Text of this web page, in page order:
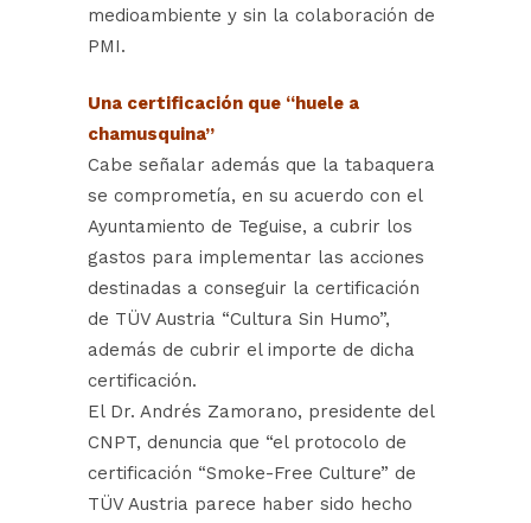
medioambiente y sin la colaboración de
PMI.
Una certificación que “huele a
chamusquina”
Cabe señalar además que la tabaquera
se comprometía, en su acuerdo con el
Ayuntamiento de Teguise, a cubrir los
gastos para implementar las acciones
destinadas a conseguir la certificación
de TÜV Austria “Cultura Sin Humo”,
además de cubrir el importe de dicha
certificación.
El Dr. Andrés Zamorano, presidente del
CNPT, denuncia que “el protocolo de
certificación “Smoke-Free Culture” de
TÜV Austria parece haber sido hecho